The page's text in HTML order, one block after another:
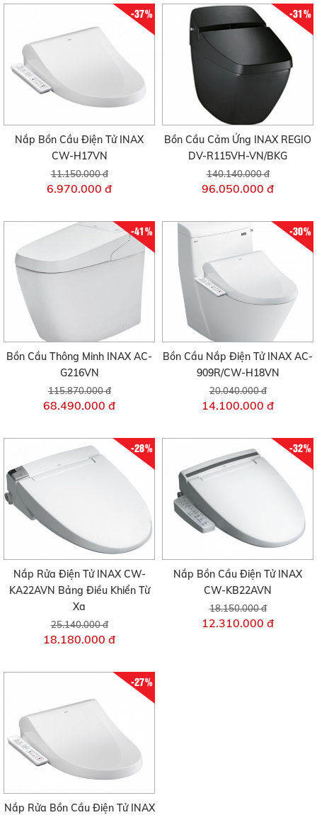
-37%
Nắp Bồn Cầu Điện Tử INAX
CW-H17VN
11.150.000 đ
6.970.000 đ
-31%
Bồn Cầu Cảm Ứng INAX REGIO
DV-R115VH-VN/BKG
140.140.000 đ
96.050.000 đ
-41%
Bồn Cầu Thông Minh INAX AC-
G216VN
115.870.000 đ
68.490.000 đ
-30%
Bồn Cầu Nắp Điện Tử INAX AC-
909R/CW-H18VN
20.040.000 đ
14.100.000 đ
-28%
Nắp Rửa Điện Tử INAX CW-
KA22AVN Bảng Điều Khiển Từ
Xa
25.140.000 đ
18.180.000 đ
-32%
Nắp Bồn Cầu Điện Tử INAX
CW-KB22AVN
18.150.000 đ
12.310.000 đ
-27%
Nắp Rửa Bồn Cầu Điện Tử INAX